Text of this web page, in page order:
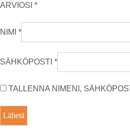
ARVIOSI *
NIMI *
SÄHKÖPOSTI *
TALLENNA NIMENI,